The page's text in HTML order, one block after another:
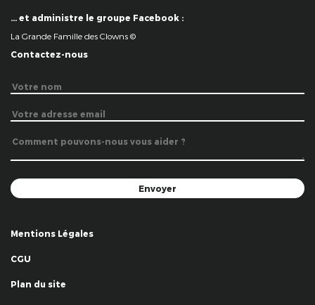
… et administre le groupe Facebook :
La Grande Famille des Clowns ©
Contactez-nous
Mentions Légales
CGU
Plan du site